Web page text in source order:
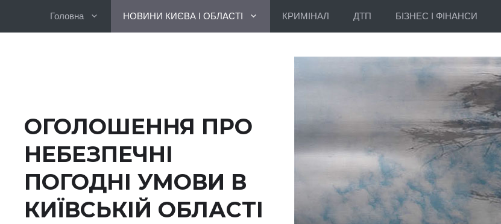
Головна НОВИНИ КИЄВА І ОБЛАСТІ КРИМІНАЛ ДТП БІЗНЕС І ФІНАНСИ
ОГОЛОШЕННЯ ПРО
НЕБЕЗПЕЧНІ
ПОГОДНІ УМОВИ В
КИЇВСЬКІЙ ОБЛАСТІ